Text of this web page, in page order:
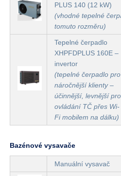
PLUS 140 (12 kW)
(vhodné tepelné
tomuto rozměru)
Tepelné čerpadlo
XHPFDPLUS 160E –
invertor
(tepelné čerpadlo pro
náročnější klienty –
účinnější, levnější
ovládání TČ přes Wi-
Fi mobilem na dálku)
Bazénové vysavače
Manuální vysavač